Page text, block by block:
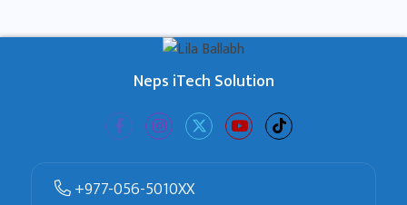
Neps iTech Solution
+977-056-5010XX